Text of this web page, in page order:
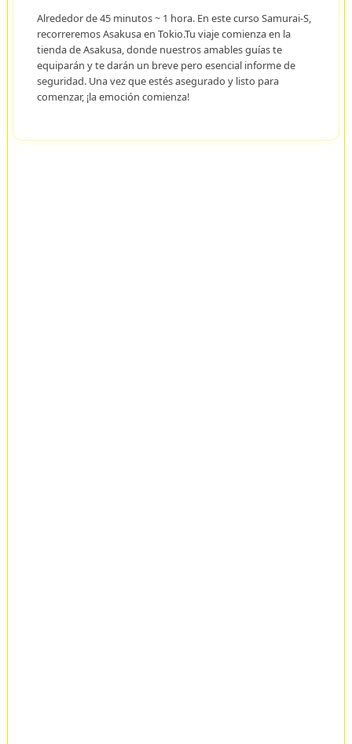
Alrededor de 45 minutos ~ 1 hora. En este curso Samurai-S,
recorreremos Asakusa en Tokio.Tu viaje comienza en la
tienda de Asakusa, donde nuestros amables guías te
equiparán y te darán un breve pero esencial informe de
seguridad. Una vez que estés asegurado y listo para
comenzar, ¡la emoción comienza!